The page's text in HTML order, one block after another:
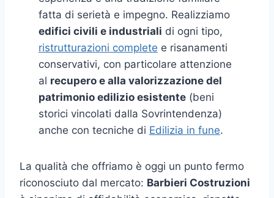
fatta di serietà e impegno. Realizziamo
edifici civili e industriali di ogni tipo,
ristrutturazioni complete e risanamenti
conservativi, con particolare attenzione
al recupero e alla valorizzazione del
patrimonio edilizio esistente(beni
storici vincolati dalla Sovrintendenza)
anche con tecniche di Edilizia in fune.
La qualità che offriamo è oggi un punto fermo
riconosciuto dal mercato: Barbieri Costruzioni